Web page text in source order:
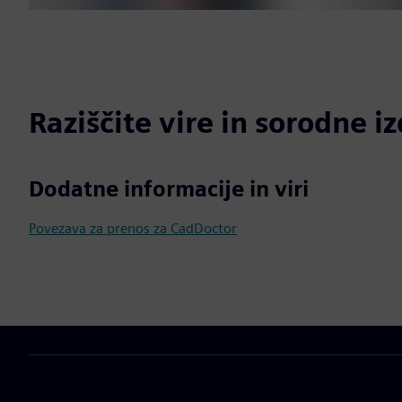
Raziščite vire in sorodne
Dodatne informacije in viri
Povezava za prenos za CadDoctor